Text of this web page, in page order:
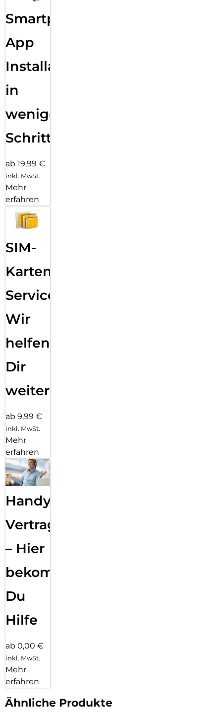
Smartphone
App
Installation
in
wenigen
Schritten
ab 19,99 €
inkl. MwSt.
Mehr
erfahren
SIM-
Karten
Service:
Wir
helfen
Dir
weiter
ab 9,99 €
inkl. MwSt.
Mehr
erfahren
Handy
Vertragsabwicklung
– Hier
bekommst
Du
Hilfe
ab 0,00 €
inkl. MwSt.
Mehr
erfahren
Ähnliche Produkte